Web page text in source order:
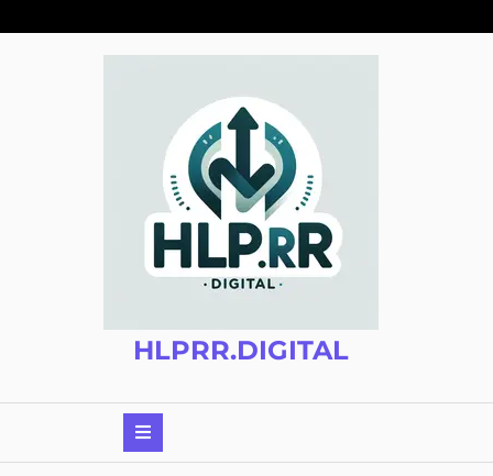
Inhalt
HLPRR.DIGITAL